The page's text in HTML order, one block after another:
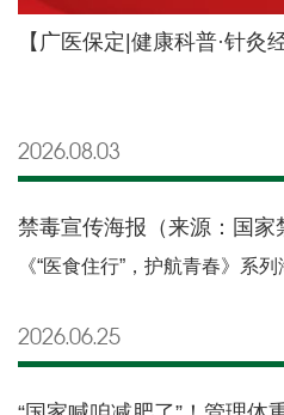
2026.0803
禁毒宣传海报（来源：国家
《“医食住行”，护航青春》系列
2026.0625